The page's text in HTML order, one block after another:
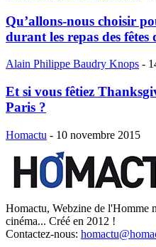
Qu’allons-nous choisir
durant les repas des fêtes
Alain Philippe Baudry Knops -
Et si vous fêtiez
Paris ?
Homactu - 10 novembre 2015
Homactu, Webzine de l'Homme
cinéma... Créé en 2012 !
Contactez-nous: